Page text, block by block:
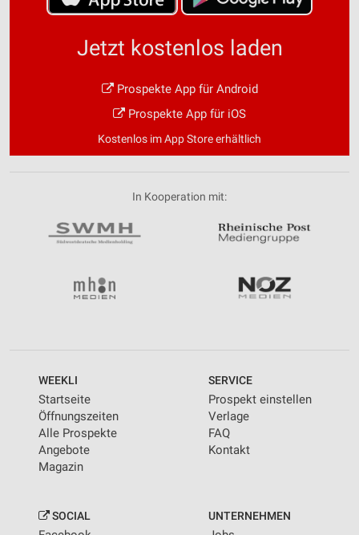
Jetzt kostenlos laden
Prospekte App für Android
Prospekte App für iOS
Kostenlos im App Store erhältlich
In Kooperation mit:
WEEKLI
Startseite
Öffnungszeiten
Alle Prospekte
Angebote
Magazin
SERVICE
Prospekt einstellen
Verlage
FAQ
Kontakt
SOCIAL UNTERNEHMEN